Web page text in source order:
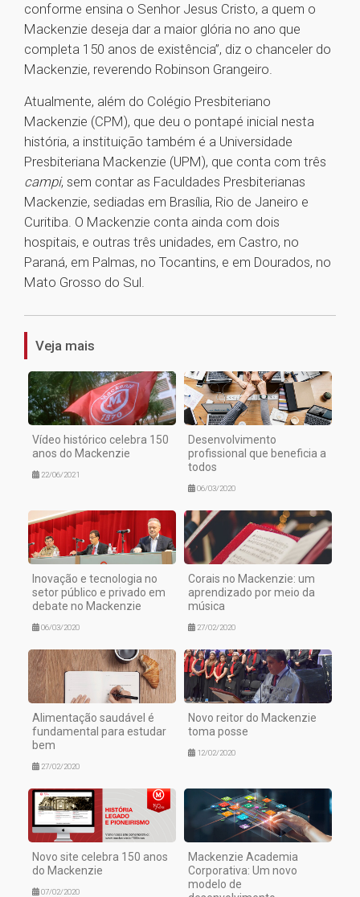
conforme ensina o Senhor Jesus Cristo, a quem o
Mackenzie deseja dar a maior glória no ano que
completa 150 anos de existência”, diz o chanceler do
Mackenzie, reverendo Robinson Grangeiro.
Atualmente, além do Colégio Presbiteriano
Mackenzie (CPM), que deu o pontapé inicial nesta
história, a instituição também é a Universidade
Presbiteriana Mackenzie (UPM), que conta com três
campi, sem contar as Faculdades Presbiterianas
Mackenzie, sediadas em Brasília, Rio de Janeiro e
Curitiba. O Mackenzie conta ainda com dois
hospitais, e outras três unidades, em Castro, no
Paraná, em Palmas, no Tocantins, e em Dourados, no
Mato Grosso do Sul.
Veja mais
Vídeo histórico celebra 150
anos do Mackenzie
22/06/2021
Desenvolvimento
profissional que beneficia a
todos
06/03/2020
Inovação e tecnologia no
setor público e privado em
debate no Mackenzie
06/03/2020
Corais no Mackenzie: um
aprendizado por meio da
música
27/02/2020
Alimentação saudável é
fundamental para estudar
bem
27/02/2020
Novo reitor do Mackenzie
toma posse
12/02/2020
Novo site celebra 150 anos
do Mackenzie
07/02/2020
Mackenzie Academia
Corporativa: Um novo
modelo de